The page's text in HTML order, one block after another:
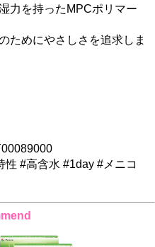
力を持ったMPCポリマー
ためにやさしさを追求しま
#高含水 #1day #メニコ